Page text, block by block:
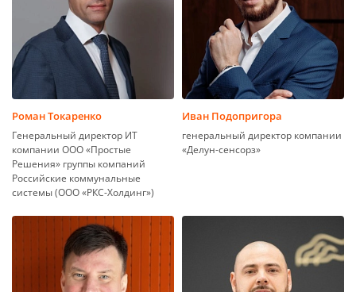
Роман Токаренко
Генеральный директор ИТ
компании ООО «Простые
Решения» группы компаний
Российские коммунальные
системы (ООО «РКС-Холдинг»)
Иван Подопригора
генеральный директор компании
«Делун-сенсорз»